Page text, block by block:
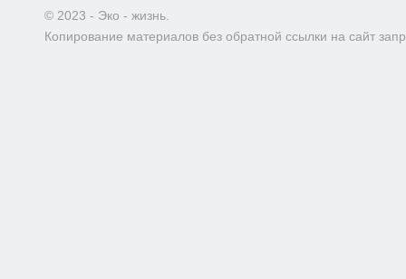
© 2023 - Эко - жизнь.
Копирование материалов без обратной ссылки на сайт